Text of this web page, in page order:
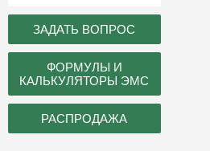
ЗАДАТЬ ВОПРОС
ФОРМУЛЫ И
КАЛЬКУЛЯТОРЫ ЭМС
РАСПРОДАЖА